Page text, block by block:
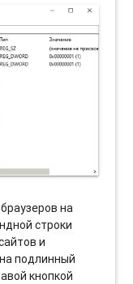
на
строки
и
подлинный
кнопкой